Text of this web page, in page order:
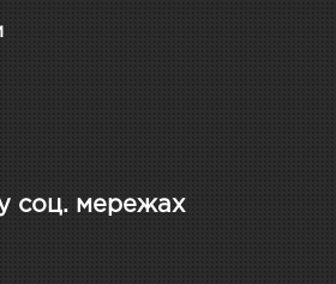
соц. мережах